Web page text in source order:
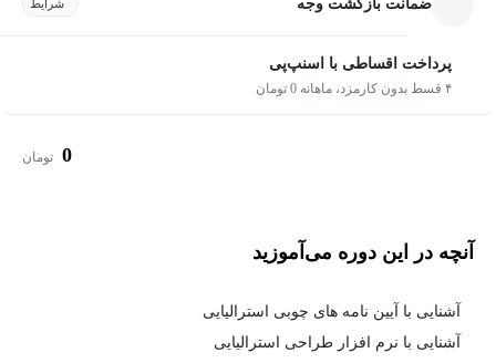
ضمانت بازگشت وجه شرایط
پرداخت اقساطی با اسنپ‌پی
۴ قسط بدون کارمزد، ماهانه 0 تومان
0 تومان
آنچه در این دوره می‌آموزید
آشنایی با آیین نامه های چوبی استرالیایی
آشنایی با نرم افزار طراحی استرالیایی